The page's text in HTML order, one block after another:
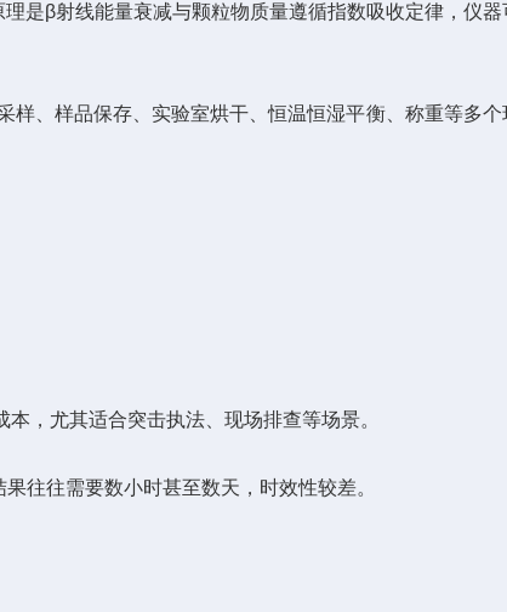
是β射线能量衰减与颗粒物质量遵循指数吸收定律，仪器
、样品保存、实验室烘干、恒温恒湿平衡、称重等多个
，尤其适合突击执法、现场排查等场景。
往往需要数小时甚至数天，时效性较差。